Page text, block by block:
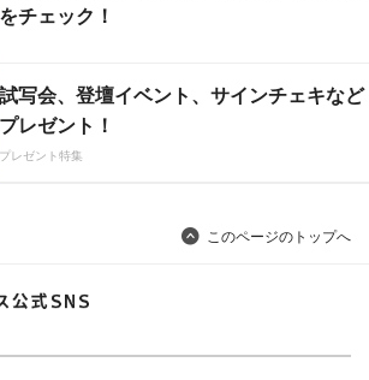
をチェック！
試写会、登壇イベント、サインチェキなど
プレゼント！
プレゼント特集
このページのトップへ